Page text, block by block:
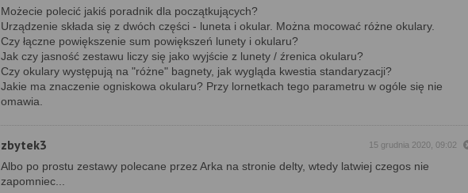
Możecie polecić jakiś poradnik dla początkujących?
Urządzenie składa się z dwóch części - luneta i okular. Można mocować różne okulary.
Czy łączne powiększenie sum powiększeń lunety i okularu?
Jak czy jasność zestawu liczy się jako wyjście z lunety / źrenica okularu?
Czy okulary występują na "różne" bagnety, jak wygląda kwestia standaryzacji?
Jakie ma znaczenie ogniskowa okularu? Przy lornetkach tego parametru w ogóle się nie
omawia.
zbytek3 15 grudnia 2020, 09:02
Albo po prostu zestawy polecane przez Arka na stronie delty, wtedy latwiej czegos nie
zapomniec...